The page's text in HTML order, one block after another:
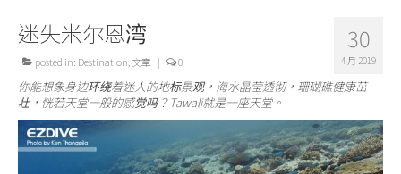
杂志
文章
精品
摄影比赛
30
4 月 2019
迷失米尔恩湾
posted in: Destination 文章 | 0
你能想象身边环绕着迷人的地标景观，海水晶莹透彻，珊瑚礁健康茁
壮，恍若天堂一般的感觉吗？ Tawali就是一座天堂。